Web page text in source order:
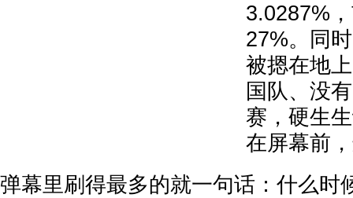
3.0287%
27%。同
被摁在地
国队、没
赛，硬生
在屏幕前
弹幕里刷得最多的就一句话：什么时